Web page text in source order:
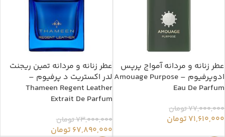
عطر زنانه و مردانه آمواج پرپس
ادوپرفیوم – Amouage Purpose
Eau De Parfum
77,000,000تومان
71,610,000 تومان
عطر زنانه و مردانه تمین ریجنت
لدر اکستریت د پرفیوم –
Thameen Regent Leather
Extrait De Parfum
73,000,000تومان
67,890,000 تومان